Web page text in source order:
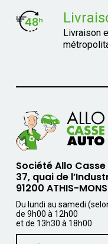
Livraison
Société Allo
37, quai de
91200 ATHIS-MONS
Du lundi au samedi
de 9h00 à 12h00
et de 13h30 à 18h00